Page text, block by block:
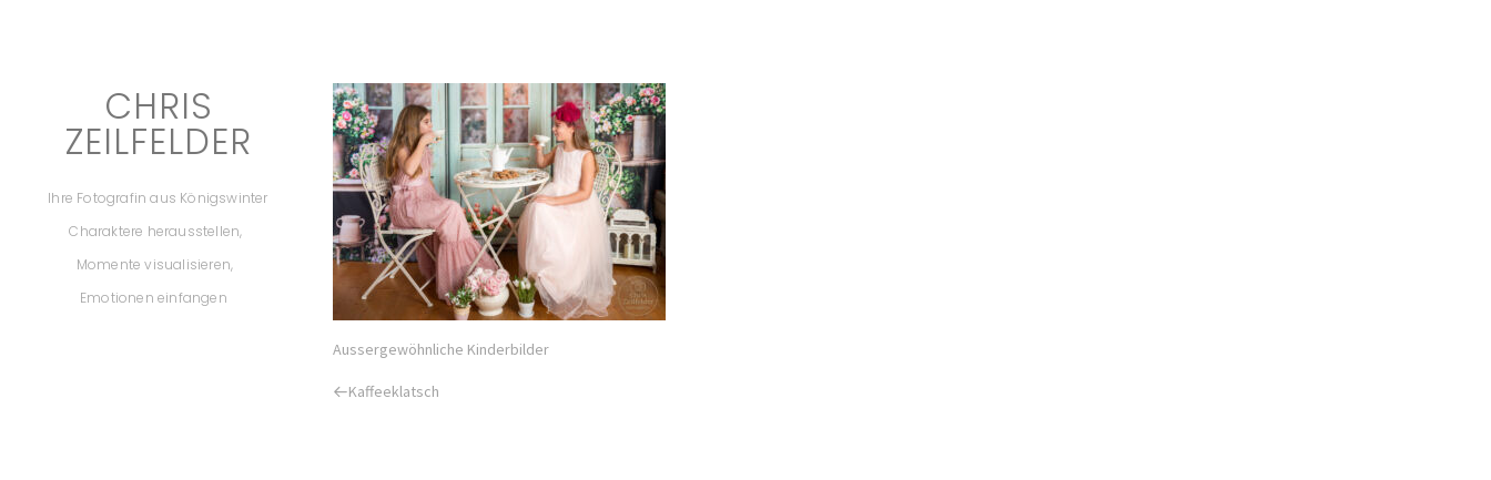
CHRIS
ZEILFELDER
Ihre Fotografin aus Königswinter
Charaktere herausstellen,
Momente visualisieren,
Emotionen einfangen
Aussergewöhnliche Kinderbilder
Previous
Kaffeeklatsch